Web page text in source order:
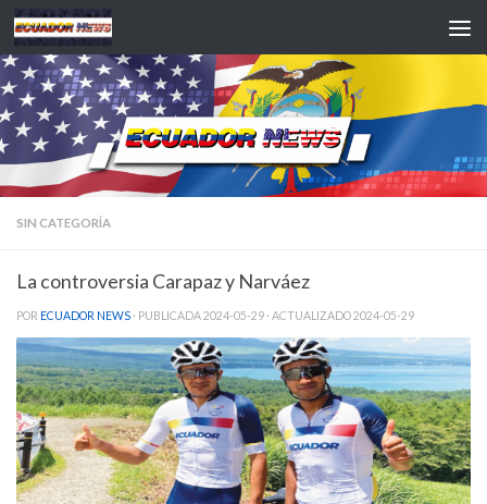
Saltar al contenido
SIN CATEGORÍA
La controversia Carapaz y Narváez
POR ECUADOR NEWS · PUBLICADA2024-05-29 · ACTUALIZADO2024-05-29